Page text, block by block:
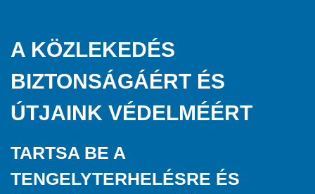
A KÖZLEKEDÉS
BIZTONSÁGÁÉRT ÉS
ÚTJAINK VÉDELMÉÉRT
TARTSA BE A
TENGELYTERHELÉSRE ÉS